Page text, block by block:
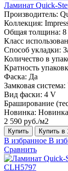
Ламинат Quick-
Производитель:
Коллекция:
Общая толщина: 8
Класс
Способ укладки:
Количество в
Кратность
Фаска: Да
Замковая система:
Вид фаски: 4 V
Браширование
Новинка: Новинка
2 590 руб./м2
Купить Купить в
В избранное В
Сравнить